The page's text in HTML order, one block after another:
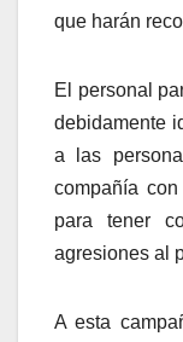
que harán
El personal
debidamente
a las
compañía
para tener
agresiones al
A esta